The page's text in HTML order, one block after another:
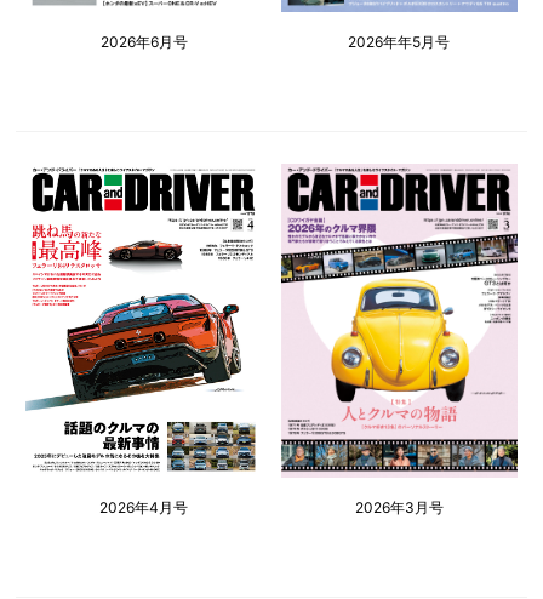
2026年6月号 2026年年5月号
2026年4月号 2026年3月号